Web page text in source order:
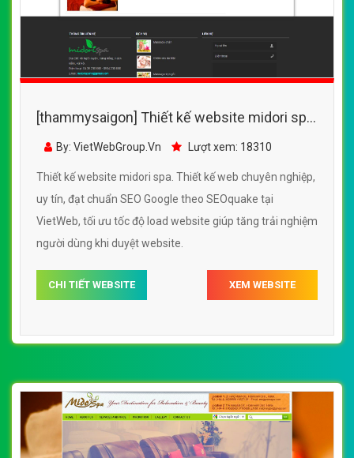
[thammysaigon] Thiết kế website midori spa
đẹp, chuyên nghiệp chuẩn SEO
By: VietWebGroup.Vn Lượt xem: 18310
Thiết kế website midori spa. Thiết kế web chuyên nghiệp,
uy tín, đạt chuẩn SEO Google theo SEOquake tại
VietWeb, tối ưu tốc độ load website giúp tăng trải nghiệm
người dùng khi duyệt website.
CHI TIẾT WEBSITE XEM WEBSITE